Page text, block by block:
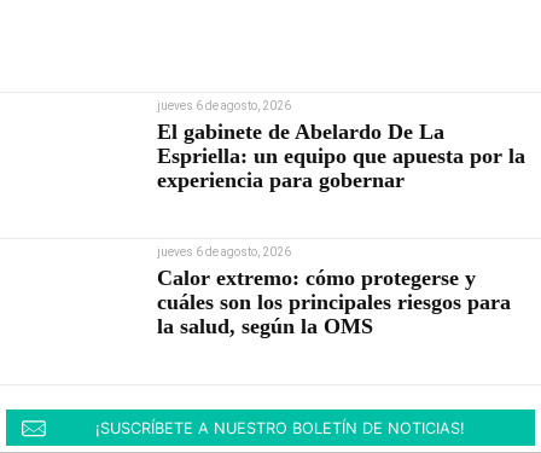
jueves 6 de agosto, 2026
El gabinete de Abelardo De La
Espriella: un equipo que apuesta por la
experiencia para gobernar
jueves 6 de agosto, 2026
Calor extremo: cómo protegerse y
cuáles son los principales riesgos para
la salud, según la OMS
¡SUSCRÍBETE A NUESTRO BOLETÍN DE NOTICIAS!